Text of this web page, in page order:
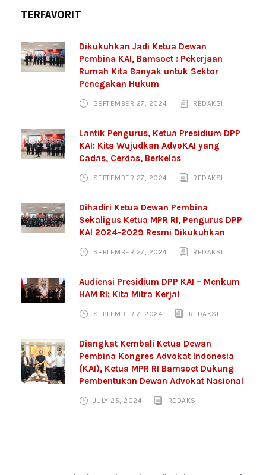
TERFAVORIT
Dikukuhkan Jadi Ketua Dewan
Pembina KAI, Bamsoet : Pekerjaan
Rumah Kita Banyak untuk Sektor
Penegakan Hukum
SEPTEMBER 27, 2024 REDAKSI
Lantik Pengurus, Ketua Presidium DPP
KAI: Kita Wujudkan AdvoKAI yang
Cadas, Cerdas, Berkelas
SEPTEMBER 27, 2024 REDAKSI
Dihadiri Ketua Dewan Pembina
Sekaligus Ketua MPR RI, Pengurus DPP
KAI 2024-2029 Resmi Dikukuhkan
SEPTEMBER 27, 2024 REDAKSI
Audiensi Presidium DPP KAI – Menkum
HAM RI: Kita Mitra Kerja!
SEPTEMBER 7, 2024 REDAKSI
Diangkat Kembali Ketua Dewan
Pembina Kongres Advokat Indonesia
(KAI), Ketua MPR RI Bamsoet Dukung
Pembentukan Dewan Advokat Nasional
JULY 25, 2024 REDAKSI